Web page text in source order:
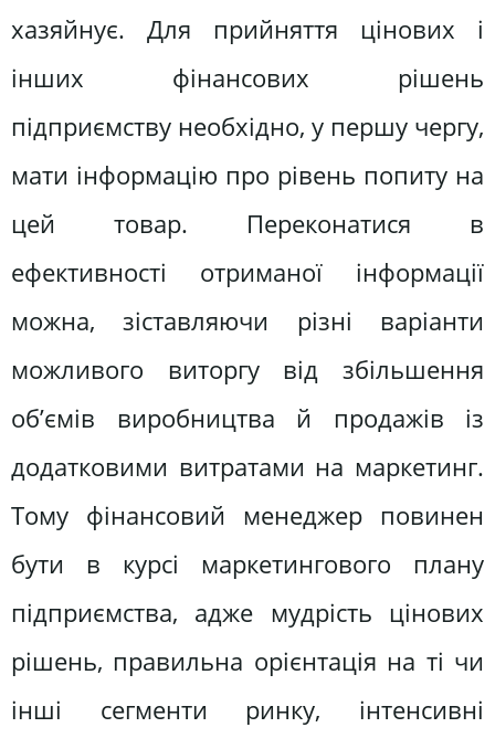
хазяйнує. Для прийняття цінових і
інших фінансових рішень
підприємству необхідно, у першу чергу,
мати інформацію про рівень попиту на
цей товар. Переконатися в
ефективності отриманої інформації
можна, зіставляючи різні варіанти
можливого виторгу від збільшення
об’ємів виробництва й продажів із
додатковими витратами на маркетинг.
Тому фінансовий менеджер повинен
бути в курсі маркетингового плану
підприємства, адже мудрість цінових
рішень, правильна орієнтація на ті чи
інші сегменти ринку, інтенсивні